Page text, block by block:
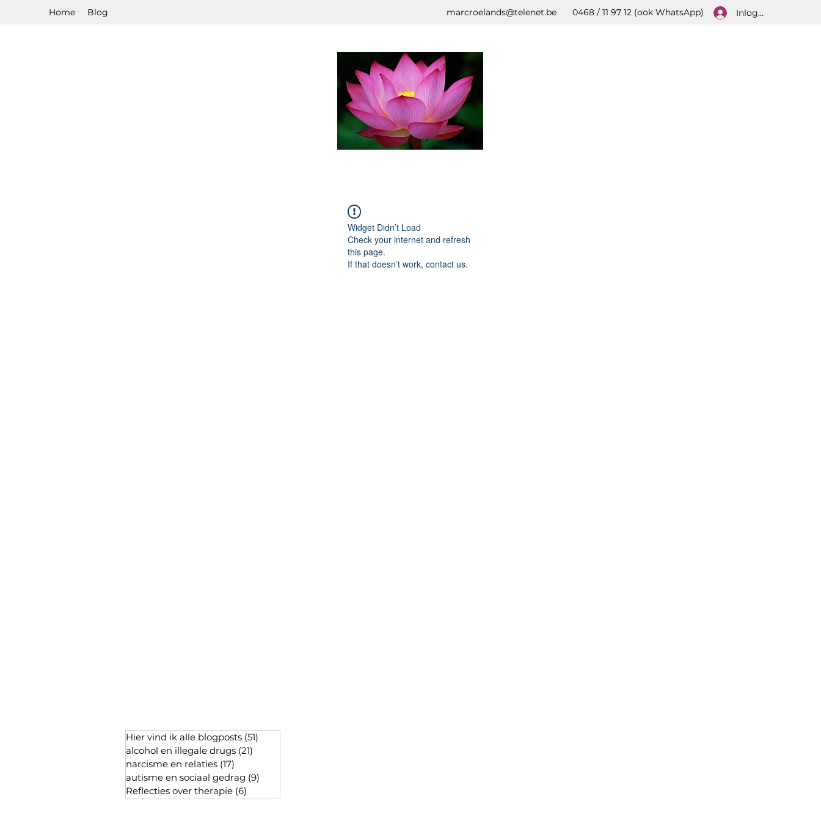
Home Blog marcroelands@telenet.be 0468 / 11 97 12 (ook WhatsApp) Inloggen
Widget Didn’t Load
Check your internet and refresh
this page.
If that doesn’t work, contact us.
Hier vind ik alle blogposts (51)
alcohol en illegale drugs (21)
narcisme en relaties (17)
autisme en sociaal gedrag (9)
Reflecties over therapie (6)